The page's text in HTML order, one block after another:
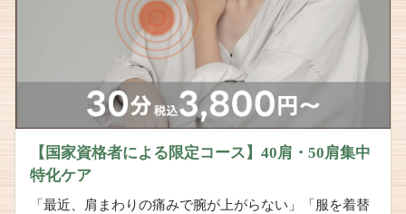
【国家資格者による限定コース】40肩・50肩集中
特化ケア
「最近、肩まわりの痛みで腕が上がらない」「服を着替